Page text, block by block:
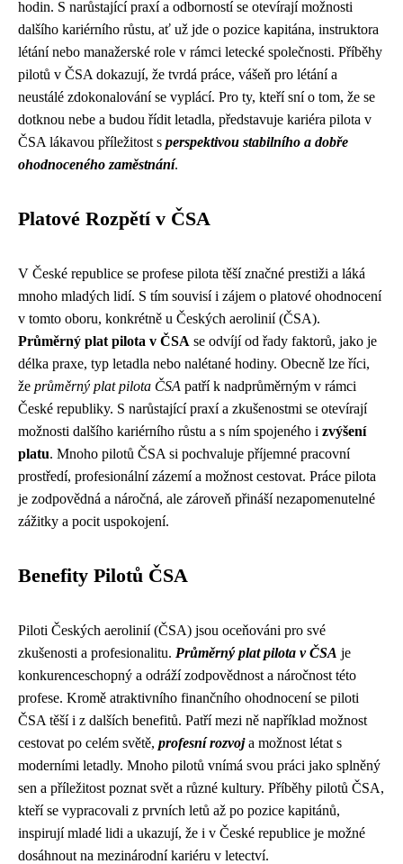
hodin. S narůstající praxí a odborností se otevírají možnosti
dalšího kariérního růstu, ať už jde o pozice kapitána, instruktora
létání nebo manažerské role v rámci letecké společnosti. Příběhy
pilotů v ČSA dokazují, že tvrdá práce, vášeň pro létání a
neustálé zdokonalování se vyplácí. Pro ty, kteří sní o tom, že se
dotknou nebe a budou řídit letadla, představuje kariéra pilota v
ČSA lákavou příležitost s perspektivou stabilního a dobře
ohodnoceného zaměstnání.
Platové Rozpětí v ČSA
V České republice se profese pilota těší značné prestiži a láká
mnoho mladých lidí. S tím souvisí i zájem o platové ohodnocení
v tomto oboru, konkrétně u Českých aerolinií (ČSA).
Průměrný plat pilota v ČSA se odvíjí od řady faktorů, jako je
délka praxe, typ letadla nebo nalétané hodiny. Obecně lze říci,
že průměrný plat pilota ČSA patří k nadprůměrným v rámci
České republiky. S narůstající praxí a zkušenostmi se otevírají
možnosti dalšího kariérního růstu a s ním spojeného i zvýšení
platu. Mnoho pilotů ČSA si pochvaluje příjemné pracovní
prostředí, profesionální zázemí a možnost cestovat. Práce pilota
je zodpovědná a náročná, ale zároveň přináší nezapomenutelné
zážitky a pocit uspokojení.
Benefity Pilotů ČSA
Piloti Českých aerolinií (ČSA) jsou oceňováni pro své
zkušenosti a profesionalitu. Průměrný plat pilota v ČSA je
konkurenceschopný a odráží zodpovědnost a náročnost této
profese. Kromě atraktivního finančního ohodnocení se piloti
ČSA těší i z dalších benefitů. Patří mezi ně například možnost
cestovat po celém světě, profesní rozvoja možnost létat s
moderními letadly. Mnoho pilotů vnímá svou práci jako splněný
sen a příležitost poznat svět a různé kultury. Příběhy pilotů ČSA,
kteří se vypracovali z prvních letů až po pozice kapitánů,
inspirují mladé lidi a ukazují, že i v České republice je možné
dosáhnout na mezinárodní kariéru v letectví.